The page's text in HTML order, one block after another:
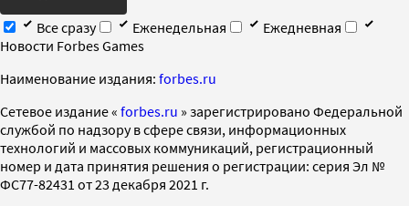
Все сразу
Еженедельная
Ежедневная
Новости Forbes Games
Наименование издания: forbes.ru
Cетевое издание « forbes.ru » зарегистрировано Федеральной
службой по надзору в сфере связи, информационных
технологий и массовых коммуникаций, регистрационный
номер и дата принятия решения о регистрации: серия Эл №
ФС77-82431 от 23 декабря 2021 г.